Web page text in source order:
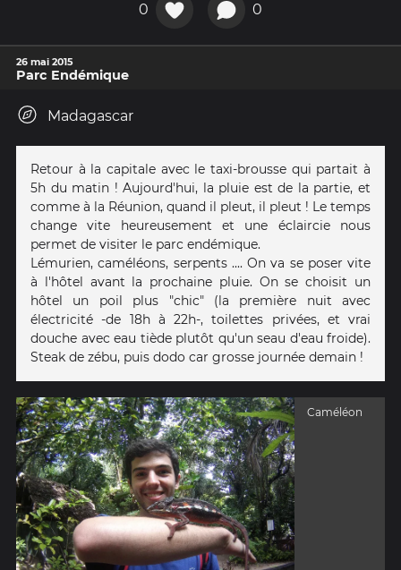
0 0
26 mai 2015
Parc Endémique
Madagascar
Retour à la capitale avec le taxi-brousse qui partait à
5h du matin ! Aujourd'hui, la pluie est de la partie, et
comme à la Réunion, quand il pleut, il pleut ! Le temps
change vite heureusement et une éclaircie nous
permet de visiter le parc endémique.
Lémurien, caméléons, serpents .... On va se poser vite
à l'hôtel avant la prochaine pluie. On se choisit un
hôtel un poil plus "chic" (la première nuit avec
électricité -de 18h à 22h-, toilettes privées, et vrai
douche avec eau tiède plutôt qu'un seau d'eau froide).
Steak de zébu, puis dodo car grosse journée demain !
Caméléon